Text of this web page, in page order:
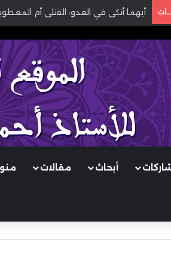
أيهما أنكى في العدو: القتلى أم
أبحاث مقالات